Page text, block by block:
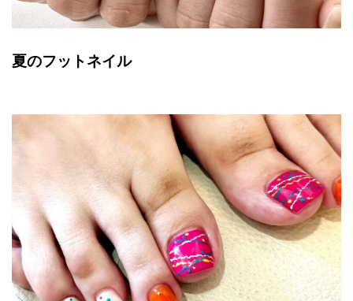
夏のフットネイル